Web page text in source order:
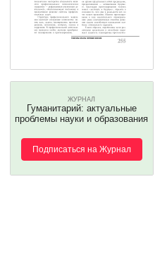
ЖУРНАЛ
Гуманитарий: актуальные
проблемы науки и образования
Подписаться на Журнал